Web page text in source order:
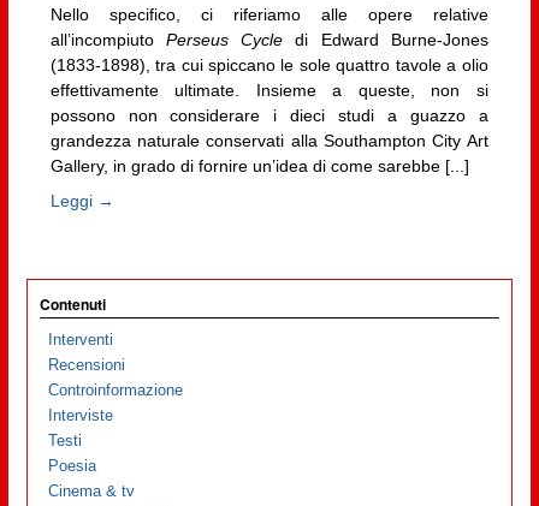
Nello specifico, ci riferiamo alle opere relative
all’incompiuto Perseus Cycle di Edward Burne-Jones
(1833-1898), tra cui spiccano le sole quattro tavole a olio
effettivamente ultimate. Insieme a queste, non si
possono non considerare i dieci studi a guazzo a
grandezza naturale conservati alla Southampton City Art
Gallery, in grado di fornire un’idea di come sarebbe [...]
Leggi →
Contenuti
Interventi
Recensioni
Controinformazione
Interviste
Testi
Poesia
Cinema & tv